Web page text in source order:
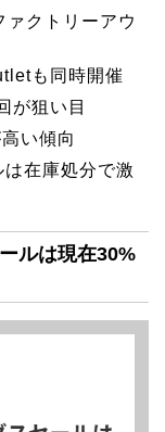
クトリーアウ
も同時開催
が狙い目
い傾向
在庫処分で激
ルは現在30%